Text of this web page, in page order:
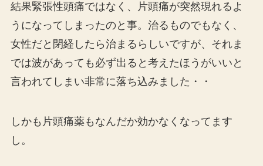
結果緊張性頭痛ではなく、片頭痛が突然現れるよ
うになってしまったのと事。治るものでもなく、
女性だと閉経したら治まるらしいですが、それま
では波があっても必ず出ると考えたほうがいいと
言われてしまい非常に落ち込みました・・
しかも片頭痛薬もなんだか効かなくなってます
し。